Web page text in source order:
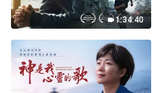
1:34:40